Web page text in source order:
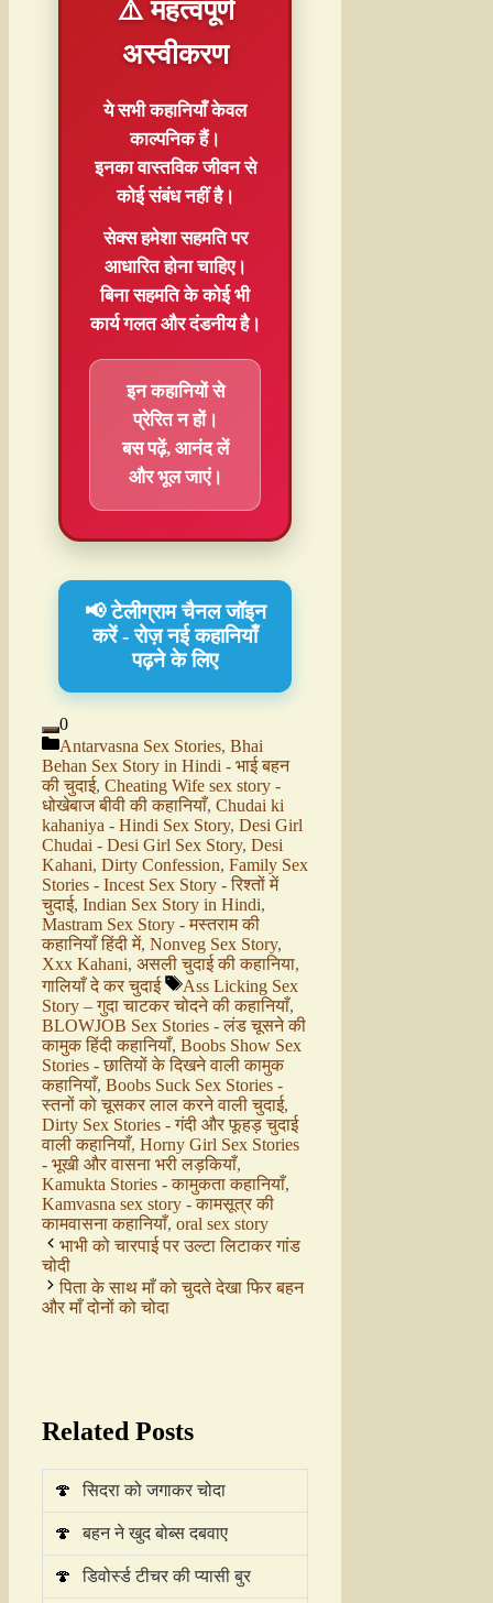
⚠️ महत्वपूर्ण
अस्वीकरण
ये सभी कहानियाँकेवल
काल्पनिकहैं।
इनका वास्तविक जीवन से
कोई संबंध नहीं है।
सेक्स हमेशासहमतिपर
आधारित होना चाहिए।
बिना सहमति के कोई भी
कार्य गलत और दंडनीय है।
इन कहानियों से
प्रेरित न हों।
बस पढ़ें, आनंद लें
और भूल जाएं।
📢 टेलीग्राम चैनल जॉइन
करें - रोज़ नई कहानियाँ
पढ़ने के लिए
0
Antarvasna Sex Stories, Bhai
Behan Sex Story in Hindi - भाई बहन
की चुदाई, Cheating Wife sex story -
धोखेबाज बीवी की कहानियाँ, Chudai ki
kahaniya - Hindi Sex Story, Desi Girl
Chudai - Desi Girl Sex Story, Desi
Kahani, Dirty Confession, Family Sex
Stories - Incest Sex Story - रिश्तों में
चुदाई, Indian Sex Story in Hindi,
Mastram Sex Story - मस्तराम की
कहानियाँ हिंदी में, Nonveg Sex Story,
Xxx Kahani, असली चुदाई की कहानिया,
गालियाँ दे कर चुदाई
Ass Licking Sex
Story – गुदा चाटकर चोदने की कहानियाँ,
BLOWJOB Sex Stories - लंड चूसने की
कामुक हिंदी कहानियाँ, Boobs Show Sex
Stories - छातियों के दिखने वाली कामुक
कहानियाँ, Boobs Suck Sex Stories -
स्तनों को चूसकर लाल करने वाली चुदाई,
Dirty Sex Stories - गंदी और फूहड़ चुदाई
वाली कहानियाँ, Horny Girl Sex Stories
- भूखी और वासना भरी लड़कियाँ,
Kamukta Stories - कामुकता कहानियाँ,
Kamvasna sex story - कामसूत्र की
कामवासना कहानियाँ, oral sex story
भाभी को चारपाई पर उल्टा लिटाकर गांड
चोदी
पिता के साथ माँ को चुदते देखा फिर बहन
और माँ दोनों को चोदा
Related Posts
🍄 सिदरा को जगाकर चोदा
🍄 बहन ने खुद बोब्स दबवाए
🍄 डिवोर्स्ड टीचर की प्यासी बुर